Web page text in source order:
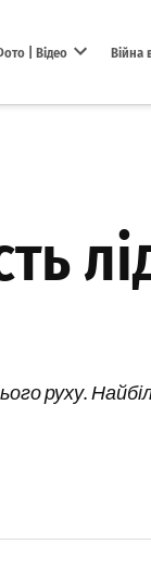
| Відео Війна
руху.